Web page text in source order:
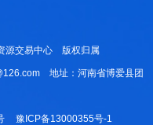
源交易中心 版权归属
地址：河南省博爱县团
豫ICP备13000355号-1